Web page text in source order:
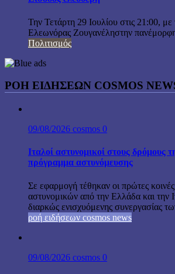
Την Τετάρτη 29 Ιουλίου στις 21:00, με
Ελεωνόρας Ζουγανέληστην
Πολιτισμός
ΡΟΗ ΕΙΔΗΣΕΩΝ COSMOS
09/08/2026 cosmos 0
Ιταλοί αστυνομικοί στους δρόμους
πρόγραμμα αστυνόμευσης
Σε εφαρμογή τέθηκαν οι πρώτες κοινές
αστυνομικών από την Ελλάδα και την
διαρκώς ενισχυόμενης συνεργασίας
ροή ειδήσεων cosmos news
09/08/2026 cosmos 0